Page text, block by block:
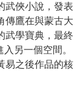
武俠小說，發表
傳鷹在與蒙古大
武學寶典，最終
另一個空間。
易之後作品的核